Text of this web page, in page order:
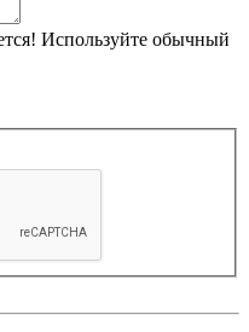
Используйте обычный